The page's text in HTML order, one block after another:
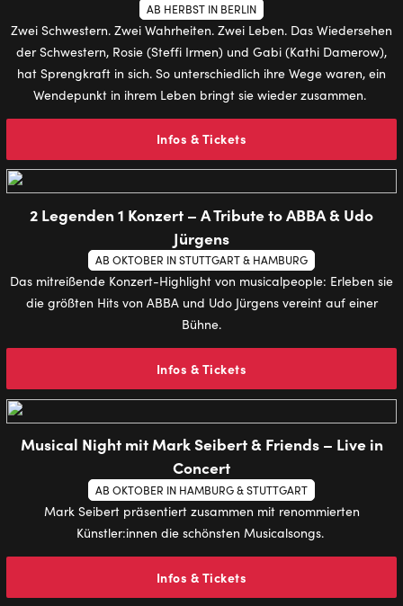
AB HERBST IN BERLIN
Zwei Schwestern. Zwei Wahrheiten. Zwei Leben. Das Wiedersehen
der Schwestern, Rosie (Steffi Irmen) und Gabi (Kathi Damerow),
hat Sprengkraft in sich. So unterschiedlich ihre Wege waren, ein
Wendepunkt in ihrem Leben bringt sie wieder zusammen.
Infos & Tickets
2 Legenden 1 Konzert – A Tribute to ABBA & Udo
Jürgens
AB OKTOBER IN STUTTGART & HAMBURG
Das mitreißende Konzert-Highlight von musicalpeople: Erleben sie
die größten Hits von ABBA und Udo Jürgens vereint auf einer
Bühne.
Infos & Tickets
Musical Night mit Mark Seibert & Friends – Live in
Concert
AB OKTOBER IN HAMBURG & STUTTGART
Mark Seibert präsentiert zusammen mit renommierten
Künstler:innen die schönsten Musicalsongs.
Infos & Tickets